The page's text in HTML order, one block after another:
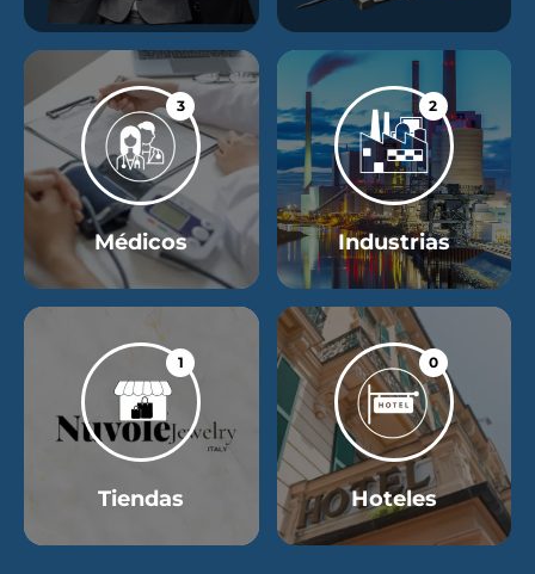
3
Médicos
2
Industrias
1
Tiendas
0
Hoteles